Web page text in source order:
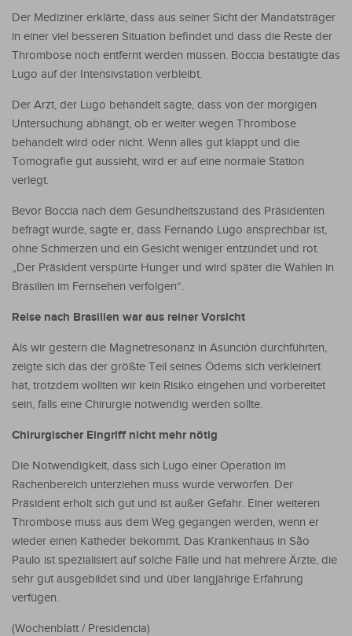
Der Mediziner erklärte, dass aus seiner Sicht der Mandatsträger
in einer viel besseren Situation befindet und dass die Reste der
Thrombose noch entfernt werden müssen. Boccia bestätigte das
Lugo auf der Intensivstation verbleibt.
Der Arzt, der Lugo behandelt sagte, dass von der morgigen
Untersuchung abhängt, ob er weiter wegen Thrombose
behandelt wird oder nicht. Wenn alles gut klappt und die
Tomografie gut aussieht, wird er auf eine normale Station
verlegt.
Bevor Boccia nach dem Gesundheitszustand des Präsidenten
befragt wurde, sagte er, dass Fernando Lugo ansprechbar ist,
ohne Schmerzen und ein Gesicht weniger entzündet und rot.
„Der Präsident verspürte Hunger und wird später die Wahlen in
Brasilien im Fernsehen verfolgen“.
Reise nach Brasilien war aus reiner Vorsicht
Als wir gestern die Magnetresonanz in Asunción durchführten,
zeigte sich das der größte Teil seines Ödems sich verkleinert
hat, trotzdem wollten wir kein Risiko eingehen und vorbereitet
sein, falls eine Chirurgie notwendig werden sollte.
Chirurgischer Eingriff nicht mehr nötig
Die Notwendigkeit, dass sich Lugo einer Operation im
Rachenbereich unterziehen muss wurde verworfen. Der
Präsident erholt sich gut und ist außer Gefahr. Einer weiteren
Thrombose muss aus dem Weg gegangen werden, wenn er
wieder einen Katheder bekommt. Das Krankenhaus in São
Paulo ist spezialisiert auf solche Fälle und hat mehrere Ärzte, die
sehr gut ausgebildet sind und über langjährige Erfahrung
verfügen.
(Wochenblatt / Presidencia)